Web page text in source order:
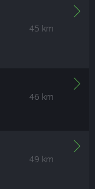
45 km
46 km
49 km